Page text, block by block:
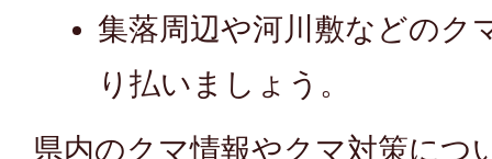
集落周辺や河川敷などのク
り払いましょう。
県内のクマ情報やクマ対策につ